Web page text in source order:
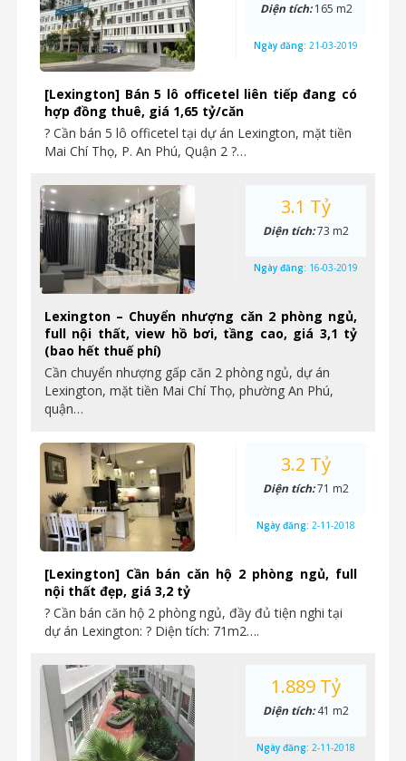
[Lexington] Bán 5 lô officetel liên tiếp đang có
hợp đồng thuê, giá 1,65 tỷ/căn
? Cần bán 5 lô officetel tại dự án Lexington, mặt tiền
Mai Chí Thọ, P. An Phú, Quận 2 ?…
Diện tích:165 m2
Ngày đăng: 21-03-2019
Lexington – Chuyển nhượng căn 2 phòng ngủ,
full nội thất, view hồ bơi, tầng cao, giá 3,1 tỷ
(bao hết thuế phí)
Cần chuyển nhượng gấp căn 2 phòng ngủ, dự án
Lexington, mặt tiền Mai Chí Thọ, phường An Phú,
quận…
3.1 Tỷ
Diện tích:73 m2
Ngày đăng: 16-03-2019
[Lexington] Cần bán căn hộ 2 phòng ngủ, full
nội thất đẹp, giá 3,2 tỷ
? Cần bán căn hộ 2 phòng ngủ, đầy đủ tiện nghi tại
dự án Lexington: ? Diện tích: 71m2….
3.2 Tỷ
Diện tích:71 m2
Ngày đăng: 2-11-2018
1.889 Tỷ
Diện tích:41 m2
Ngày đăng: 2-11-2018